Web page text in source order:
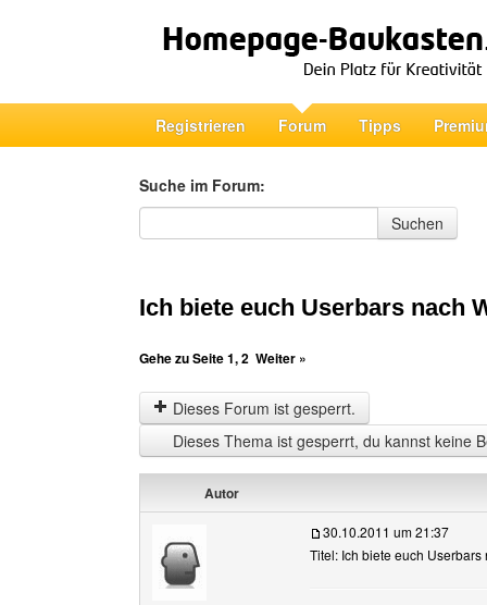
Registrieren Forum Tipps
Suche im Forum:
Suche im Forum
Suchen
Ich biete euch Userbars nach
Gehe zu Seite1,2 Weiter »
Dieses Forum ist gesperrt.
Dieses Thema ist gesperrt, du kannst keine
Autor
30.10.2011 um 21:37
Titel: Ich biete euch Userbars